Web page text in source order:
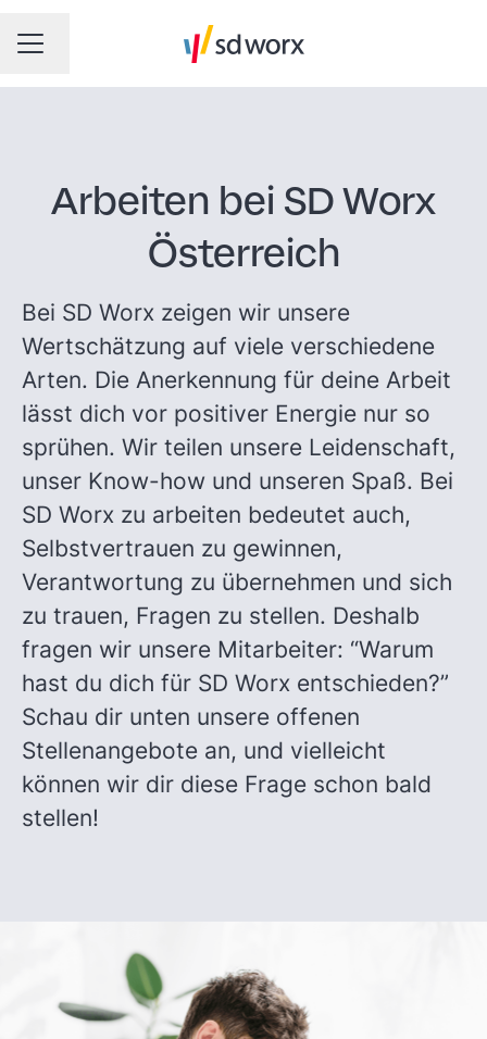
KARRIEREMENÜ
Sprache ändern
Arbeiten bei SD Worx
Österreich
Bei SD Worx zeigen wir unsere
Wertschätzung auf viele verschiedene
Arten. Die Anerkennung für deine Arbeit
lässt dich vor positiver Energie nur so
sprühen. Wir teilen unsere Leidenschaft,
unser Know-how und unseren Spaß. Bei
SD Worx zu arbeiten bedeutet auch,
Selbstvertrauen zu gewinnen,
Verantwortung zu übernehmen und sich
zu trauen, Fragen zu stellen. Deshalb
fragen wir unsere Mitarbeiter: “Warum
hast du dich für SD Worx entschieden?”
Schau dir unten unsere offenen
Stellenangebote an, und vielleicht
können wir dir diese Frage schon bald
stellen!